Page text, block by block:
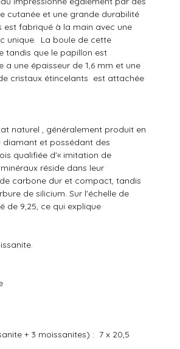
cutanée et une grande durabilité
est fabriqué à la main avec une
unique. La boule de cette
tandis que le papillon est
une épaisseur de 1,6 mm et une
cristaux étincelants est attachée
naturel , généralement produit en
et possédant des
qualifiée d'« imitation de
réside dans leur
carbone dur et compact, tandis
de silicium. Sur l'échelle de
de 9,25, ce qui explique
+ 3 moissanites) : 7 x 20,5